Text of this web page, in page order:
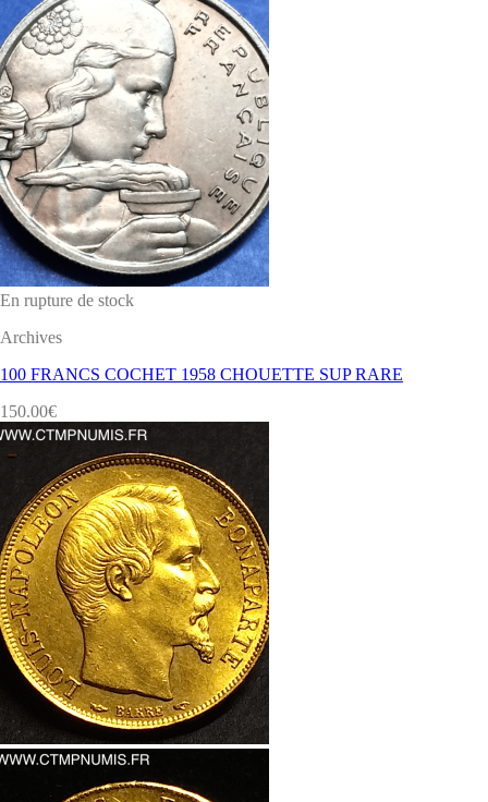
En rupture de stock
Archives
100 FRANCS COCHET 1958 CHOUETTE SUP RARE
150.00€